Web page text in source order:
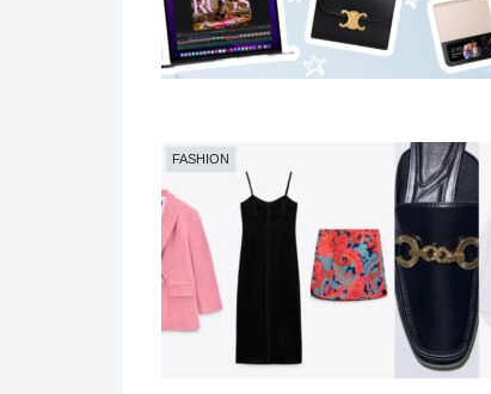
FASHION